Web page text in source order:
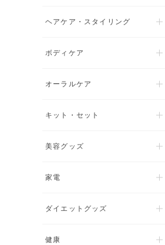
ヘアケア・スタイリング
ボディケア
オーラルケア
キット・セット
美容グッズ
家電
ダイエットグッズ
健康